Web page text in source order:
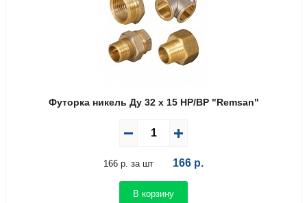
Футорка никель Ду 32 х 15 НР/ВР "Remsan"
166 р. за шт 166 р.
В корзину